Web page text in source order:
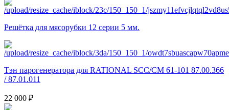
Решётка для мясорубки 12 серии 5 мм.
Тэн парогенератора для RATIONAL SCC/CM 61-101 87.00.366
/ 87.01.011
22 000 ₽